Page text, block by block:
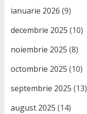
ianuarie 2026 (9)
decembrie 2025 (10)
noiembrie 2025 (8)
octombrie 2025 (10)
septembrie 2025 (13)
august 2025 (14)